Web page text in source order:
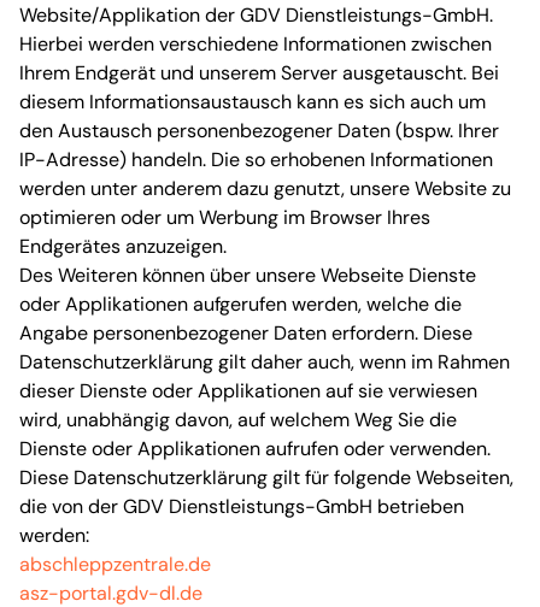
Website/Applikation der GDV Dienstleistungs-GmbH.
Hierbei werden verschiedene Informationen zwischen
Ihrem Endgerät und unserem Server ausgetauscht. Bei
diesem Informationsaustausch kann es sich auch um
den Austausch personenbezogener Daten (bspw. Ihrer
IP-Adresse) handeln. Die so erhobenen Informationen
werden unter anderem dazu genutzt, unsere Website zu
optimieren oder um Werbung im Browser Ihres
Endgerätes anzuzeigen.
Des Weiteren können über unsere Webseite Dienste
oder Applikationen aufgerufen werden, welche die
Angabe personenbezogener Daten erfordern. Diese
Datenschutzerklärung gilt daher auch, wenn im Rahmen
dieser Dienste oder Applikationen auf sie verwiesen
wird, unabhängig davon, auf welchem Weg Sie die
Dienste oder Applikationen aufrufen oder verwenden.
Diese Datenschutzerklärung gilt für folgende Webseiten,
die von der GDV Dienstleistungs-GmbH betrieben
werden:
abschleppzentrale.de
asz-portal.gdv-dl.de